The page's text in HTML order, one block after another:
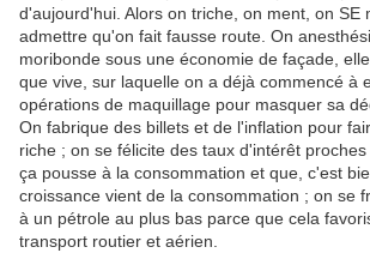
d'aujourd'hui. Alors on triche, on ment, on SE
admettre qu'on fait fausse route. On
moribonde sous une économie de façade,
que vive, sur laquelle on a déjà commencé à
opérations de maquillage pour masquer sa
On fabrique des billets et de l'inflation pour
riche ; on se félicite des taux d'intérêt
ça pousse à la consommation et que, c'est
croissance vient de la consommation ; on se
à un pétrole au plus bas parce que cela
transport routier et aérien.